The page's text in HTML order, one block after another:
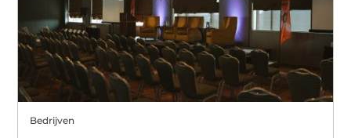
Bedrijven